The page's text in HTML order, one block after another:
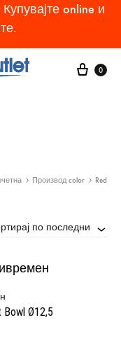
Купувајте online и
Cart
0
Производ color Red
по последни
Bowl Ø12,5